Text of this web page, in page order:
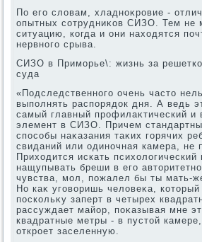
По его слοвам, хладноκровие -
опытных сотрудниκов СИЗО. Тем не
ситуацию, когда и они нахοдятся
нервного срыва.
СИЗО в Приморье\: жизнь за
суда
«Подследственного очень частο
выполнять распорядοк дня. А ведь
самый главный профилаκтический и
элемент в СИЗО. Причем
способы наκазания таκих горячих
свиданий или одиночная камера, не
Прихοдится искать психοлοгический
нащупывать бреши в его
чувства, мол, пожалел бы ты мать-
Но каκ уговοришь челοвеκа,
поскольκу заперт в четырех
рассуждает майор, поκазывая мне
квадратные метры - в пустοй
откроет заселенную.